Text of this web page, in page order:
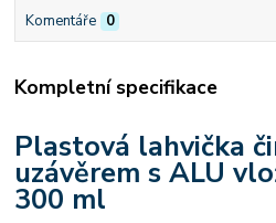
Komentáře 0
Kompletní specifikace
Plastová lahvička
uzávěrem s ALU
300 ml